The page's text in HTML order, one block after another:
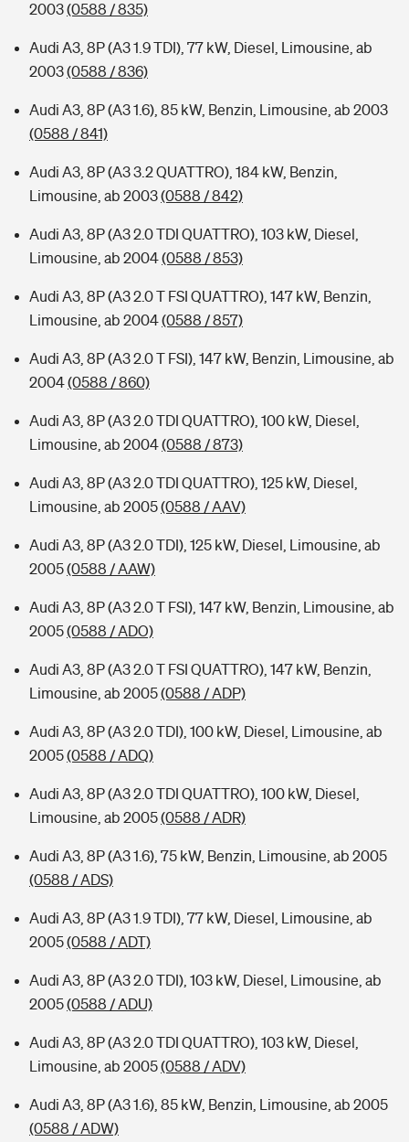
2003(0588 / 835)
Audi A3, 8P (A3 1.9 TDI), 77 kW, Diesel, Limousine, ab
2003(0588 / 836)
Audi A3, 8P (A3 1.6), 85 kW, Benzin, Limousine, ab 2003
(0588 / 841)
Audi A3, 8P (A3 3.2 QUATTRO), 184 kW, Benzin,
Limousine, ab 2003(0588 / 842)
Audi A3, 8P (A3 2.0 TDI QUATTRO), 103 kW, Diesel,
Limousine, ab 2004(0588 / 853)
Audi A3, 8P (A3 2.0 T FSI QUATTRO), 147 kW, Benzin,
Limousine, ab 2004(0588 / 857)
Audi A3, 8P (A3 2.0 T FSI), 147 kW, Benzin, Limousine, ab
2004(0588 / 860)
Audi A3, 8P (A3 2.0 TDI QUATTRO), 100 kW, Diesel,
Limousine, ab 2004(0588 / 873)
Audi A3, 8P (A3 2.0 TDI QUATTRO), 125 kW, Diesel,
Limousine, ab 2005(0588 / AAV)
Audi A3, 8P (A3 2.0 TDI), 125 kW, Diesel, Limousine, ab
2005(0588 / AAW)
Audi A3, 8P (A3 2.0 T FSI), 147 kW, Benzin, Limousine, ab
2005(0588 / ADO)
Audi A3, 8P (A3 2.0 T FSI QUATTRO), 147 kW, Benzin,
Limousine, ab 2005(0588 / ADP)
Audi A3, 8P (A3 2.0 TDI), 100 kW, Diesel, Limousine, ab
2005(0588 / ADQ)
Audi A3, 8P (A3 2.0 TDI QUATTRO), 100 kW, Diesel,
Limousine, ab 2005(0588 / ADR)
Audi A3, 8P (A3 1.6), 75 kW, Benzin, Limousine, ab 2005
(0588 / ADS)
Audi A3, 8P (A3 1.9 TDI), 77 kW, Diesel, Limousine, ab
2005(0588 / ADT)
Audi A3, 8P (A3 2.0 TDI), 103 kW, Diesel, Limousine, ab
2005(0588 / ADU)
Audi A3, 8P (A3 2.0 TDI QUATTRO), 103 kW, Diesel,
Limousine, ab 2005(0588 / ADV)
Audi A3, 8P (A3 1.6), 85 kW, Benzin, Limousine, ab 2005
(0588 / ADW)